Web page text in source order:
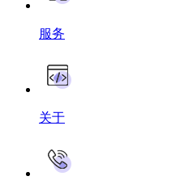
服务
关于